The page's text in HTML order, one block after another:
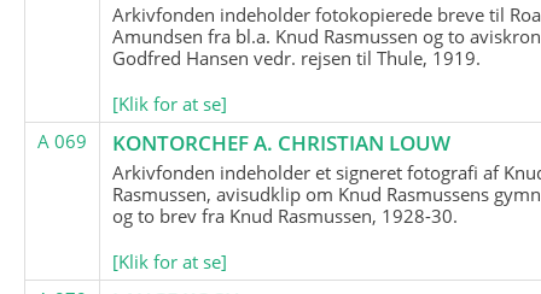
Arkivfonden indeholder fotokopierede breve til
Amundsen fra bl.a. Knud Rasmussen og to
Godfred Hansen vedr. rejsen til Thule, 1919.
[Klik for at se]
A 069
KONTORCHEF A. CHRISTIAN LOUW
Arkivfonden indeholder et signeret fotografi af
Rasmussen, avisudklip om Knud Rasmussens
og to brev fra Knud Rasmussen, 1928-30.
[Klik for at se]